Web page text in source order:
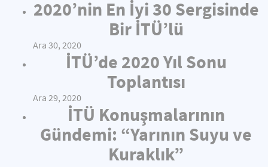
2020’nin En İyi 30 Sergisinde
Bir İTÜ’lü
Ara 30, 2020
İTÜ’de 2020 Yıl Sonu
Toplantısı
Ara 29, 2020
İTÜ Konuşmalarının
Gündemi: “Yarının Suyu ve
Kuraklık”